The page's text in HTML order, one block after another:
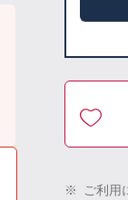
※
ご利用